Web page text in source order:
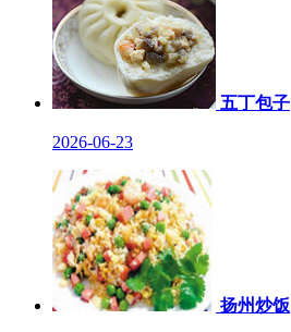
五丁包子
2026-06-23
扬州炒饭